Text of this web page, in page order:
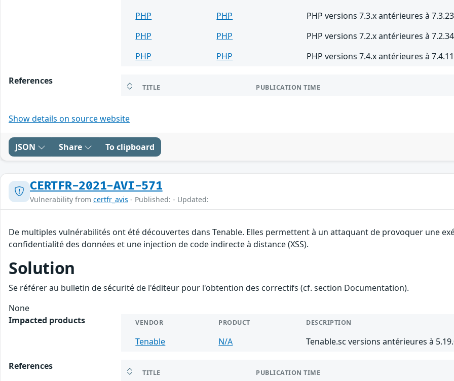
PHP PHP
PHP versions 7.3.x antérieures à 7.3.23
PHP
PHP
PHP versions 7.2.x antérieures à 7.2.34
PHP
PHP PHP versions 7.4.x antérieures à 7.4.11
References
TITLE PUBLICATION TIME
Show details on source website
JSON Share To clipboard
CERTFR-2021-AVI-571
Vulnerability from certfr_avis - Published: - Updated:
De multiples vulnérabilités ont été découvertes dans Tenable. Elles permettent à un attaquant de provoquer une
confidentialité des données et une injection de code indirecte à distance (XSS).
Solution
Se référer au bulletin de sécurité de l'éditeur pour l'obtention des correctifs (cf. section Documentation).
None
Impacted products
VENDOR PRODUCT DESCRIPTION
Tenable N/A Tenable.sc versions antérieures à
References
TITLE PUBLICATION TIME